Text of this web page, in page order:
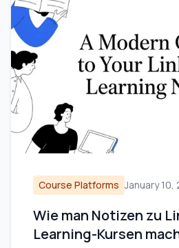
Course Platforms January 10,
Wie man Notizen zu
Learning-Kursen